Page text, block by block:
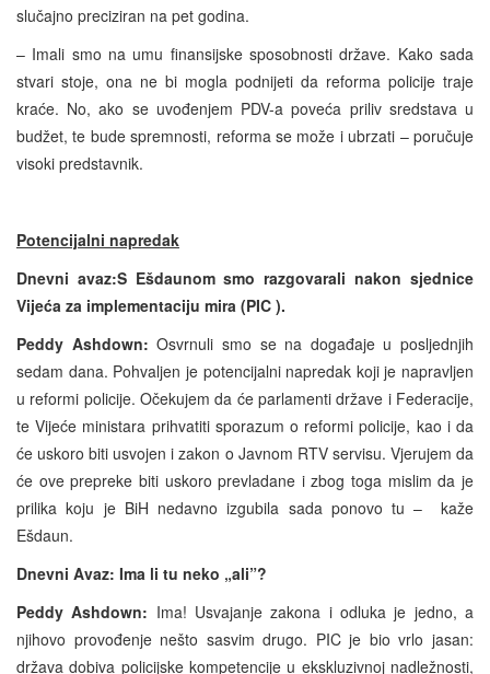
slučajno preciziran na pet godina.
– Imali smo na umu finansijske sposobnosti države. Kako sada
stvari stoje, ona ne bi mogla podnijeti da reforma policije traje
kraće. No, ako se uvođenjem PDV-a poveća priliv sredstava u
budžet, te bude spremnosti, reforma se može i ubrzati – poručuje
visoki predstavnik.
Potencijalni napredak
Dnevni avaz:S Ešdaunom smo razgovarali nakon sjednice
Vijeća za implementaciju mira (PIC ).
Peddy Ashdown: Osvrnuli smo se na događaje u posljednjih
sedam dana. Pohvaljen je potencijalni napredak koji je napravljen
u reformi policije. Očekujem da će parlamenti države i Federacije,
te Vijeće ministara prihvatiti sporazum o reformi policije, kao i da
će uskoro biti usvojen i zakon o Javnom RTV servisu. Vjerujem da
će ove prepreke biti uskoro prevladane i zbog toga mislim da je
prilika koju je BiH nedavno izgubila sada ponovo tu – kaže
Ešdaun.
Dnevni Avaz: Ima li tu neko „ali”?
Peddy Ashdown: Ima! Usvajanje zakona i odluka je jedno, a
njihovo provođenje nešto sasvim drugo. PIC je bio vrlo jasan:
država dobiva policijske kompetencije u ekskluzivnoj nadležnosti,